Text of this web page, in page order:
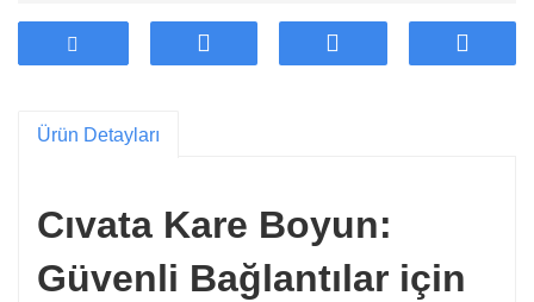
kaldırıyor.
çeliğini, yüksek stabilitesini ve uzun ömürlü
4. Müşteri özelleştirmesini destekleyin.
Ürün Detayları
Cıvata Kare Boyun:
Güvenli Bağlantılar için